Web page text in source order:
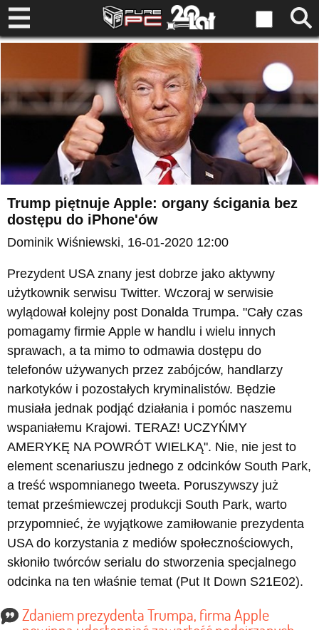
Trump piętnuje Apple: organy ścigania bez
dostępu do iPhone'ów
Dominik Wiśniewski, 16-01-2020 12:00
Prezydent USA znany jest dobrze jako aktywny
użytkownik serwisu Twitter. Wczoraj w serwisie
wylądował kolejny post Donalda Trumpa. "Cały czas
pomagamy firmie Apple w handlu i wielu innych
sprawach, a ta mimo to odmawia dostępu do
telefonów używanych przez zabójców, handlarzy
narkotyków i pozostałych kryminalistów. Będzie
musiała jednak podjąć działania i pomóc naszemu
wspaniałemu Krajowi. TERAZ! UCZYŃMY
AMERYKĘ NA POWRÓT WIELKĄ". Nie, nie jest to
element scenariuszu jednego z odcinków South Park,
a treść wspomnianego tweeta. Poruszywszy już
temat prześmiewczej produkcji South Park, warto
przypomnieć, że wyjątkowe zamiłowanie prezydenta
USA do korzystania z mediów społecznościowych,
skłoniło twórców serialu do stworzenia specjalnego
odcinka na ten właśnie temat (Put It Down S21E02).
Zdaniem prezydenta Trumpa, firma Apple